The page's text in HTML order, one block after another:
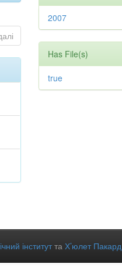
2007
Has File(s)
true
інститутта Х’юлет Пакард